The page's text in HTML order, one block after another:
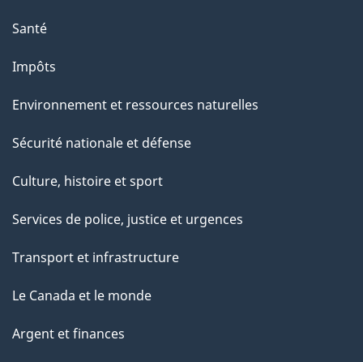
Santé
Impôts
Environnement et ressources naturelles
Sécurité nationale et défense
Culture, histoire et sport
Services de police, justice et urgences
Transport et infrastructure
Le Canada et le monde
Argent et finances